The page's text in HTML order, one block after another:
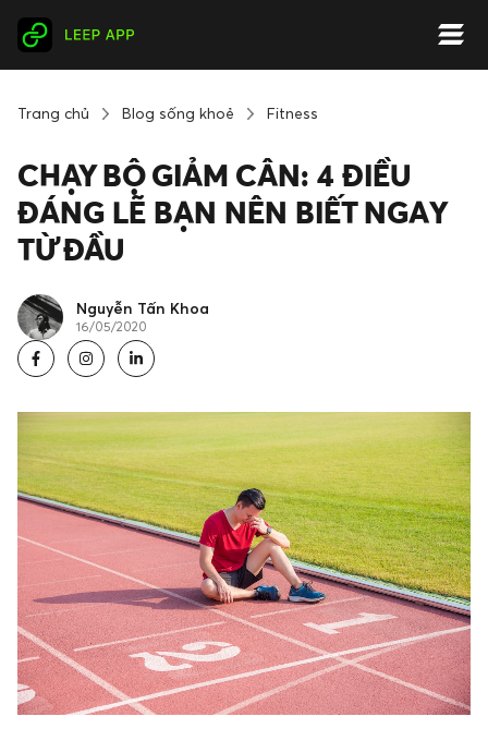
Trang chủ Blog sống khoẻ Fitness
CHẠY BỘ GIẢM CÂN: 4 ĐIỀU
ĐÁNG LẼ BẠN NÊN BIẾT NGAY
TỪ ĐẦU
Nguyễn Tấn Khoa
16/05/2020